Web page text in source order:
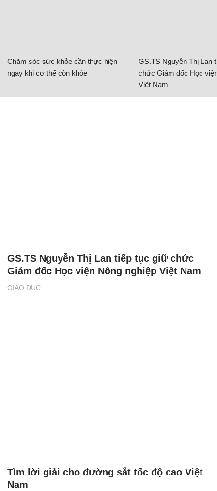
Chăm sóc sức khỏe cần thực hiện
ngay khi cơ thể còn khỏe
GS.TS Nguyễn Thị Lan
chức Giám đốc Học
Việt Nam
GIÁO DỤC
GS.TS Nguyễn Thị Lan tiếp tục giữ chức
Giám đốc Học viện Nông nghiệp Việt Nam
Tìm lời giải cho đường sắt tốc độ cao Việt
Nam